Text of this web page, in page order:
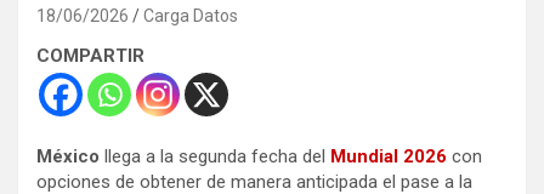
18/06/2026 Carga Datos
COMPARTIR
México llega a la segunda fecha del Mundial 2026 con
opciones de obtener de manera anticipada el pase a la